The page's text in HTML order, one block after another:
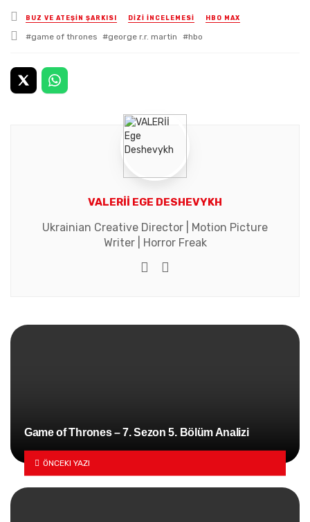
Posted
BUZ VE ATEŞİN ŞARKISI DİZİ İNCELEMESİ HBO MAX
Tagged
game of thrones george r.r. martin hbo
VALERİİ EGE DESHEVYKH
Ukrainian Creative Director | Motion Picture
Writer | Horror Freak
e-mail
Game of Thrones – 7. Sezon 5. Bölüm Analizi
ÖNCEKI YAZI